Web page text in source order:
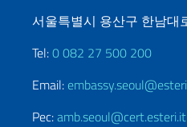
서울특별시 용산구 한남대
Tel:0 082 27 500 200
Email:
Pec:amb.seoul@cert.esteri.it